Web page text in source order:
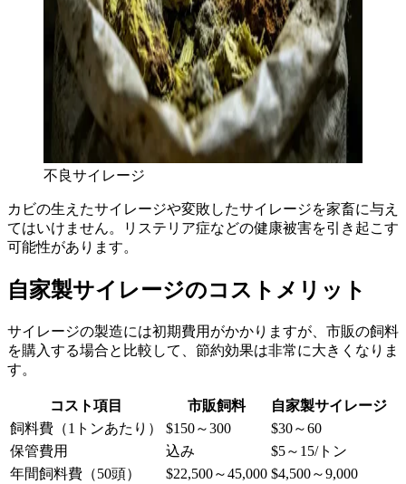
不良サイレージ
カビの生えたサイレージや変敗したサイレージを家畜に与え
てはいけません。リステリア症などの健康被害を引き起こす
可能性があります。
自家製サイレージのコストメリット
サイレージの製造には初期費用がかかりますが、市販の飼料
を購入する場合と比較して、節約効果は非常に大きくなりま
す。
コスト項目 市販飼料
自家製サイレージ
飼料費（1トンあたり）
$150～300
$30～60
保管費用
込み
$5～15/トン
年間飼料費（50頭）
$22,500～45,000 $4,500～9,000